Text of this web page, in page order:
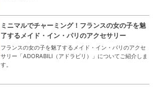
ミニマルでチャーミング！フランスの女の子を魅
了するメイド・イン・パリのアクセサリー
フランスの女の子を魅了するメイド・イン・パリのアクセ
サリー「ADORABILI（アドラビリ）」についてご紹介しま
す。